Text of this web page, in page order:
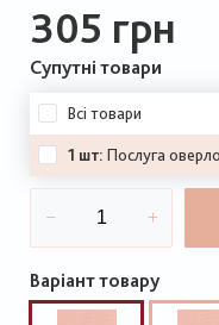
305 грн
Супутні товари
Всі товари
1 шт: Послуга
Варіант товару